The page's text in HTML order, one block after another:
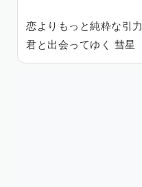
恋よりもっと純粋な引力
君と出会ってゆく 彗星